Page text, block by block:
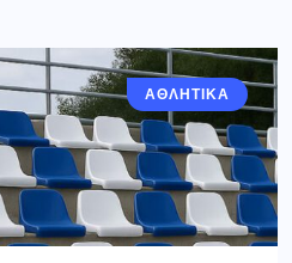
ΑΘΛΗΤΙΚΑ